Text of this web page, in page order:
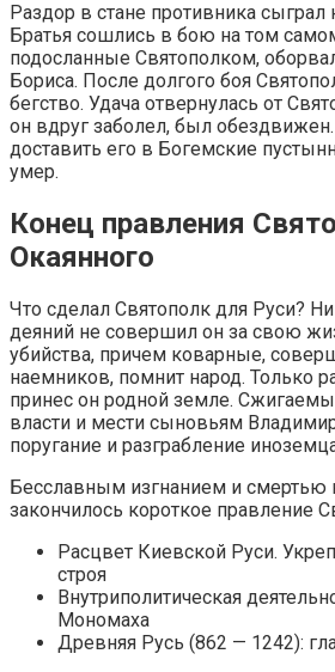
Раздор в стане противника сыграл
Братья сошлись в бою на том
подосланные Святополком,
Бориса. После долгого боя
бегство. Удача отвернулась от
он вдруг заболел, был
доставить его в Богемские
умер.
Конец правления
Окаянного
Что сделал Святополк для Руси?
деяний не совершил он за свою
убийства, причем коварные,
наемников, помнит народ. Только
принес он родной земле.
власти и мести сыновьям
поругание и разграбление
Бесславным изгнанием и смертью
закончилось короткое правление
Расцвет Киевской Руси.
строя
Внутриполитическая
Мономаха
Древняя Русь (862 — 1242):